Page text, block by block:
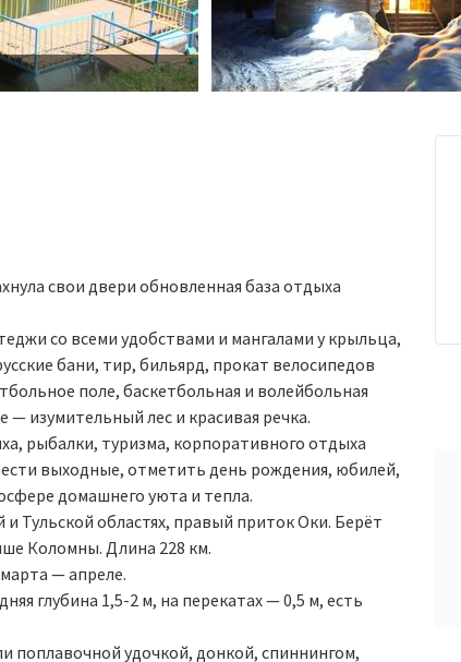
свои двери обновленная база отдыха
со всеми удобствами и мангалами у крыльца,
бани, тир, бильярд, прокат велосипедов
поле, баскетбольная и волейбольная
изумительный лес и красивая речка.
рыбалки, туризма, корпоративного отдыха
выходные, отметить день рождения, юбилей,
домашнего уюта и тепла.
Тульской областях, правый приток Оки. Берёт
Коломны. Длина 228 км.
— апреле.
глубина 1,5-2 м, на перекатах — 0,5 м, есть
поплавочной удочкой, донкой, спиннингом,